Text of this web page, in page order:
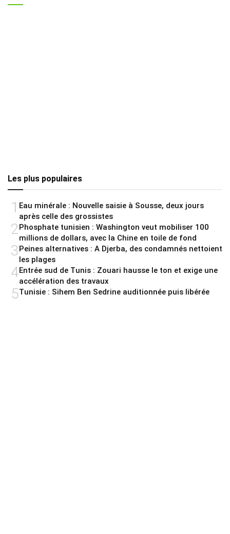
Les plus populaires
1 Eau minérale : Nouvelle saisie à Sousse, deux jours
après celle des grossistes
2Phosphate tunisien : Washington veut mobiliser 100
millions de dollars, avec la Chine en toile de fond
3Peines alternatives : A Djerba, des condamnés nettoient
les plages
4Entrée sud de Tunis : Zouari hausse le ton et exige une
accélération des travaux
5Tunisie : Sihem Ben Sedrine auditionnée puis libérée